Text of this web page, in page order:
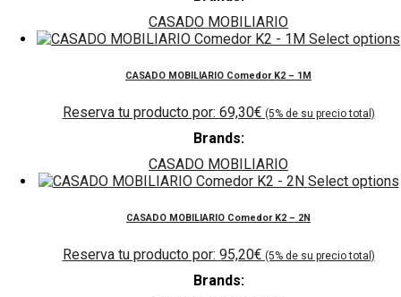
CASADO MOBILIARIO
Select options
CASADO MOBILIARIO Comedor K2 – 1M
69,30€
Brands:
CASADO MOBILIARIO
Select options
CASADO MOBILIARIO Comedor K2 – 2N
95,20€
Brands: